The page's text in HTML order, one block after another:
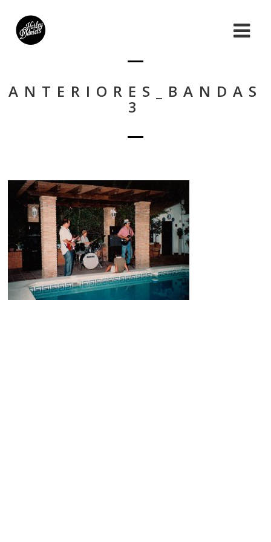
ANTERIORES_BANDAS
3